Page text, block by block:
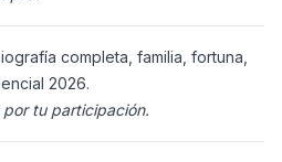
completa, familia, fortuna,
2026.
por tu participación.